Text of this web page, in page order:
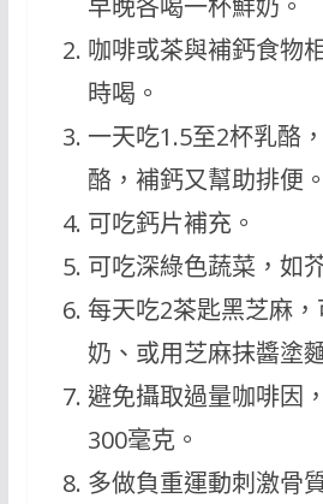
早晚各喝一杯鮮奶。
咖啡或茶與補鈣食物
時喝。
一天吃1.5至2杯乳酪
酪，補鈣又幫助排便。
可吃鈣片補充。
可吃深綠色蔬菜，如
每天吃2茶匙黑芝麻
奶、或用芝麻抹醬塗
避免攝取過量咖啡因
300毫克。
多做負重運動刺激骨